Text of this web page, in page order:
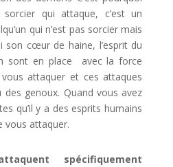
sorcier qui attaque, c’est un
qui n’est pas sorcier mais
son cœur de haine, l’esprit du
sont en place avec la force
attaquer et ces attaques
des genoux. Quand vous avez
qu’il y a des esprits humains
vous attaquer.
spécifiquement